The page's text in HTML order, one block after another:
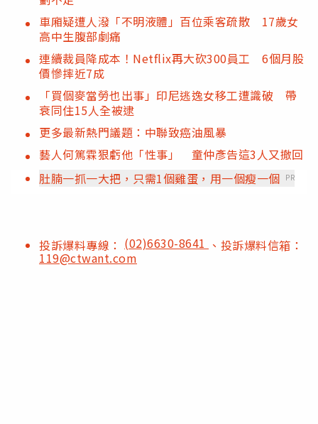
車廂疑遭人潑「不明液體」百位乘客疏散 17歲女
高中生腹部劇痛
連續裁員降成本！Netflix再大砍300員工 6個月股
價慘摔近7成
「買個麥當勞也出事」印尼逃逸女移工遭識破 帶
衰同住15人全被逮
更多最新熱門議題：中聯致癌油風暴
藝人何篤霖狠虧他「性事」 童仲彥告這3人又撤回
肚腩一抓一大把，只需1個雞蛋，用一個瘦一個 PR
投訴爆料專線： (02)6630-8641 、投訴爆料信箱：
119@ctwant.com